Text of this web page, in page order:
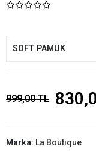
SOFT PAMUK
999,00 TL
Marka: La Boutique